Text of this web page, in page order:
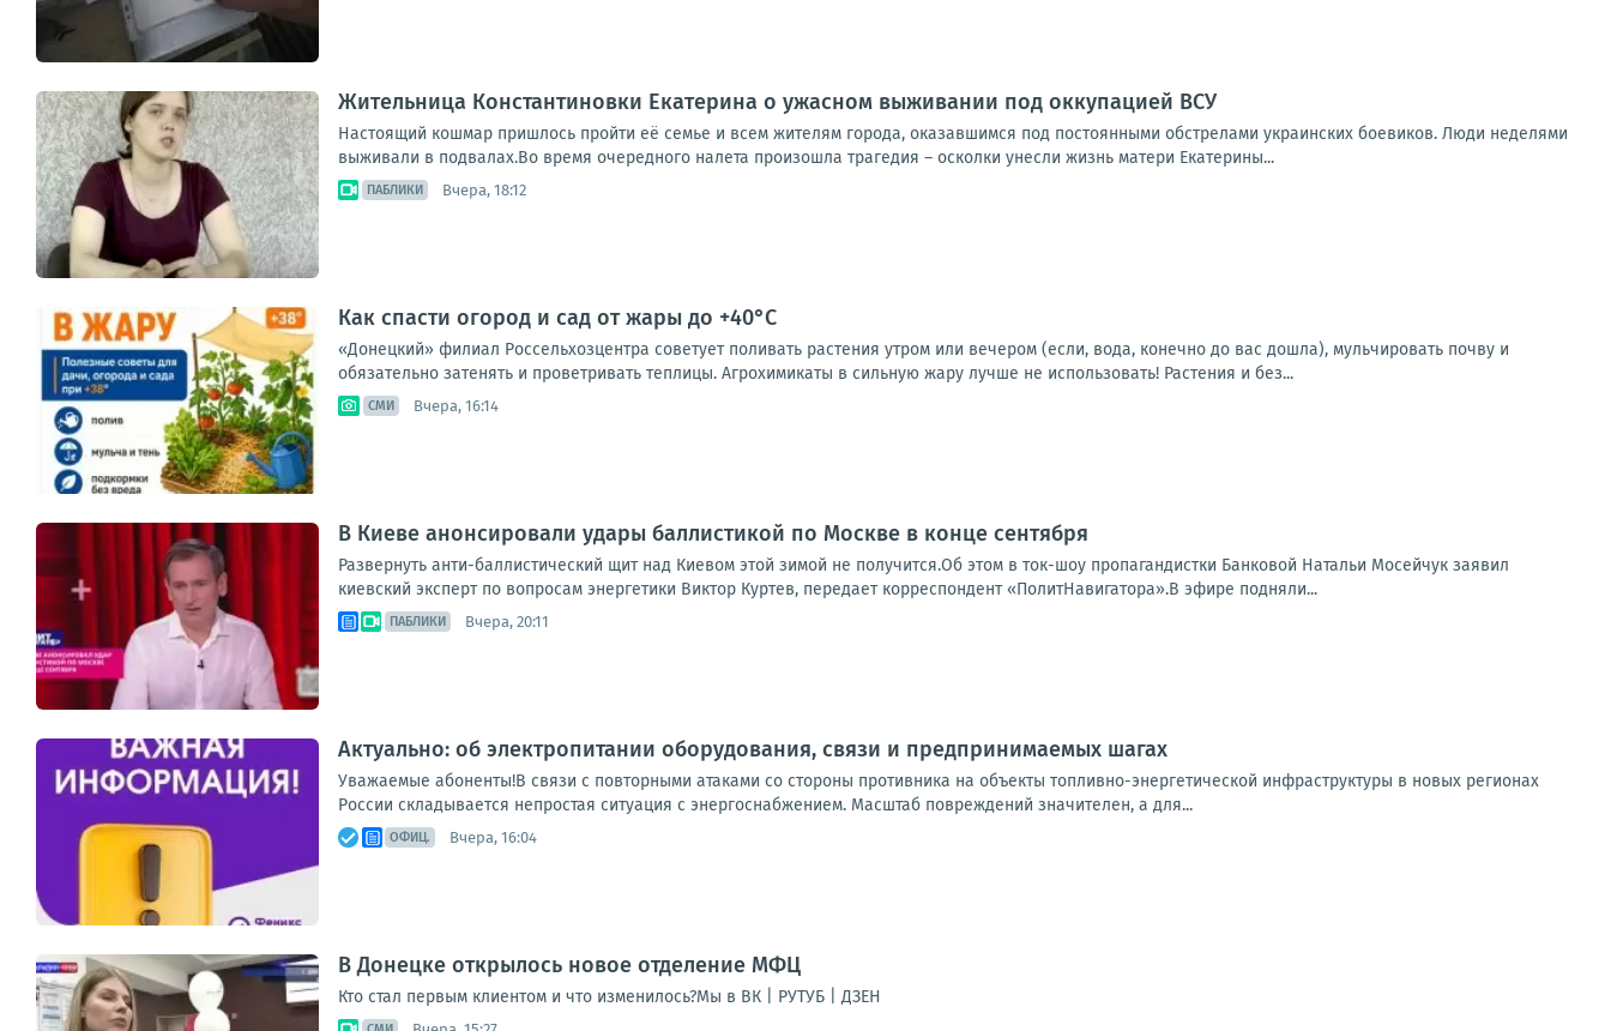
Жительница Константиновки Екатерина о ужасном выживании под оккупацией ВСУ
Настоящий кошмар пришлось пройти её семье и всем жителям города, оказавшимся под постоянными обстрелами украинских боевиков. Люди неделями
выживали в подвалах.Во время очередного налета произошла трагедия – осколки унесли жизнь матери Екатерины...
ПАБЛИКИ Вчера, 18:12
Как спасти огород и сад от жары до +40°C
«Донецкий» филиал Россельхозцентра советует поливать растения утром или вечером (если, вода, конечно до вас дошла), мульчировать почву и
обязательно затенять и проветривать теплицы. Агрохимикаты в сильную жару лучше не использовать! Растения и без...
СМИ Вчера, 16:14
В Киеве анонсировали удары баллистикой по Москве в конце сентября
Развернуть анти-баллистический щит над Киевом этой зимой не получится.Об этом в ток-шоу пропагандистки Банковой Натальи Мосейчук заявил
киевский эксперт по вопросам энергетики Виктор Куртев, передает корреспондент «ПолитНавигатора».В эфире подняли...
ПАБЛИКИ Вчера, 20:11
Актуально: об электропитании оборудования, связи и предпринимаемых шагах
Уважаемые абоненты!В связи с повторными атаками со стороны противника на объекты топливно-энергетической инфраструктуры в новых регионах
России складывается непростая ситуация с энергоснабжением. Масштаб повреждений значителен, а для...
ОФИЦ. Вчера, 16:04
В Донецке открылось новое отделение МФЦ
Кто стал первым клиентом и что изменилось?Мы в ВК | РУТУБ | ДЗЕН